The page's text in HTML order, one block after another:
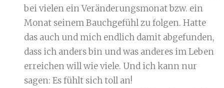
bei vielen ein Veränderungsmonat bzw. ein
Monat seinem Bauchgefühl zu folgen. Hatte
das auch und mich endlich damit abgefunden,
dass ich anders bin und was anderes im Leben
erreichen will wie viele. Und ich kann nur
sagen: Es fühlt sich toll an!